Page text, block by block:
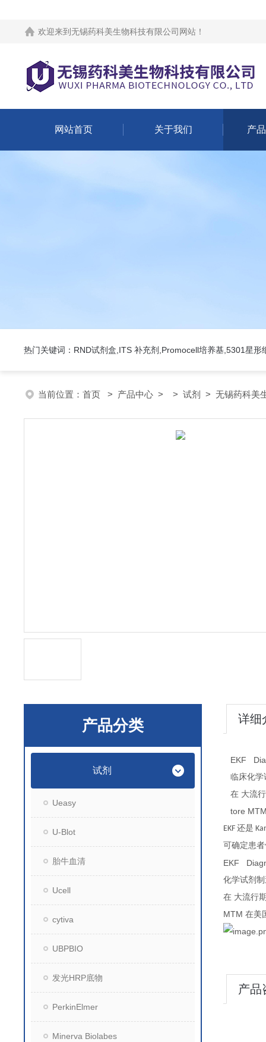
欢迎来到 无锡药科美生物科技有限公司网站 ！
网站首页 关于我们 产
热门关键词：RND试剂盒,ITS 补充剂,Promocell培养基,5301星形
当前位置： 首页 > 产品中心 > > 试剂 > 无锡药科美
产品分类
试剂
Ueasy
U-Blot
胎牛血清
Ucell
cytiva
UBPBIO
发光HRP底物
PerkinElmer
Minerva Biolabes
详细
EKF
临床化学
在 大流
tore
EKF 还是
可确定患
EKF
化学试剂
在 大流行
MTM 在美
产品